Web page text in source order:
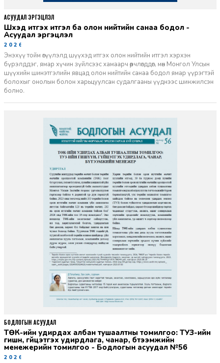
Шүүхэд итгэх итгэл ба олон нийтийн санаа бодол -
Асуудал эргэцүүлэл
2026-06-11
Энэхүү тойм өгүүлэлд шүүхэд итгэх олон нийтийн итгэл хэрхэн
бүрэлддэг, ямар хүчин зүйлсээс хамаарч өөрчлөгддөг, мөн Монгол Улсын
шүүхийн шинэтгэлийн явцад олон нийтийн санаа бодол ямар үүрэгтэй
болохыг онолын болон харьцуулсан судалгааны үүднээс шинжилсэн
болно.
АСУУДАЛ ЭРГЭЦҮҮЛЭЛ
ТӨК-ийн удирдах албан тушаалтны томилгоо: ТУЗ-ийн
гишүүн, гүйцэтгэх удирдлага, чанар, бүтээмжийн
менежерийн томилгоо - Бодлогын асуудал №56
2026-06-02
БОДЛОГЫН АСУУДАЛ